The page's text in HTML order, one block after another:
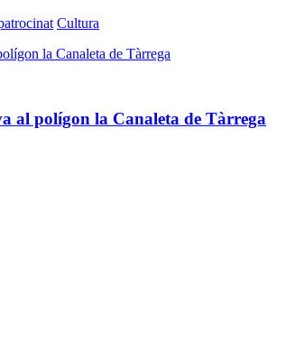
Cultura
al polígon la Canaleta de Tàrrega